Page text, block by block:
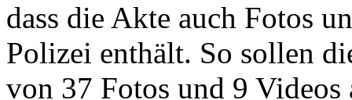
dass die Akte auch Fotos
Polizei enthält. So sollen
von 37 Fotos und 9